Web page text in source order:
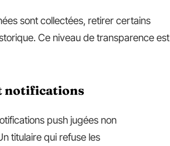
sont collectées, retirer certains
Ce niveau de transparence est
notifications
push jugées non
titulaire qui refuse les